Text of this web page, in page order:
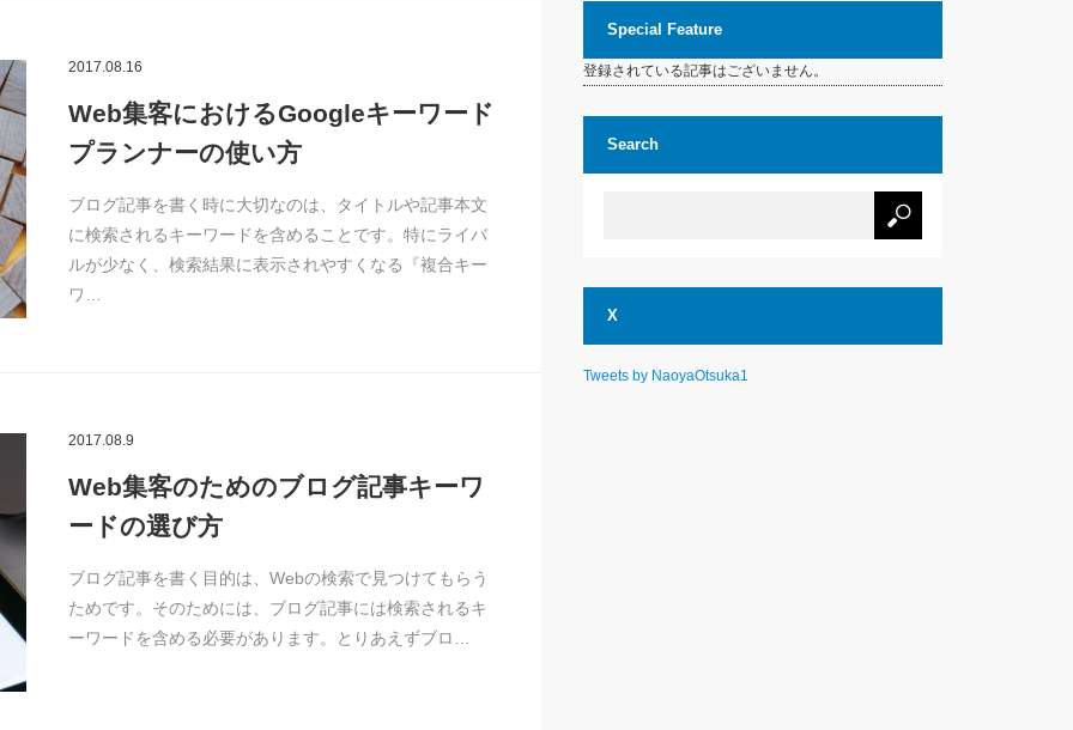
2017.08.16
Web集客におけるGoogleキーワード
プランナーの使い方
ブログ記事を書く時に大切なのは、タイトルや記事本文
に検索されるキーワードを含めることです。特にライバ
ルが少なく、検索結果に表示されやすくなる『複合キー
ワ…
2017.08.9
Web集客のためのブログ記事キーワ
ードの選び方
ブログ記事を書く目的は、Webの検索で見つけてもらう
ためです。そのためには、ブログ記事には検索されるキ
ーワードを含める必要があります。とりあえずブロ…
Special Feature
登録されている記事はございません。
Search
X
Tweets by NaoyaOtsuka1